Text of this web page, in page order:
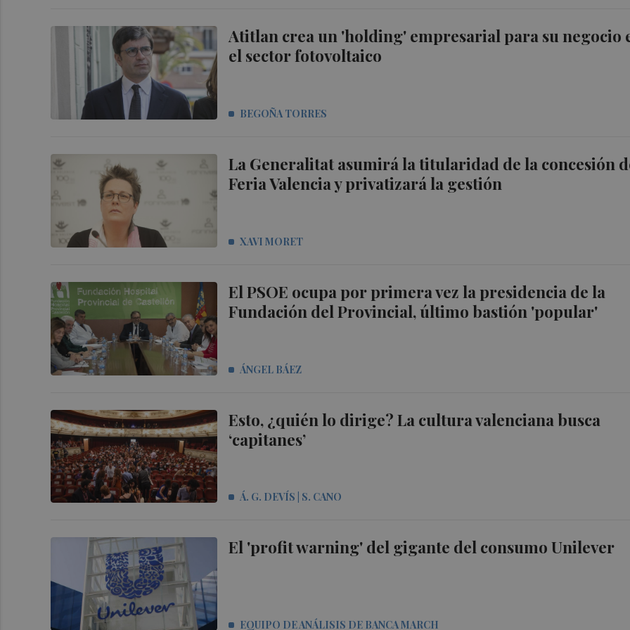
Atitlan crea un 'holding' empresarial para su negocio
el sector fotovoltaico
BEGOÑA TORRES
La Generalitat asumirá la titularidad de la concesión
Feria Valencia y privatizará la gestión
XAVI MORET
El PSOE ocupa por primera vez la presidencia de la
Fundación del Provincial, último bastión 'popular'
ÁNGEL BÁEZ
Esto, ¿quién lo dirige? La cultura valenciana busca
‘capitanes’
Á. G. DEVÍS | S. CANO
El 'profit warning' del gigante del consumo Unilever
EQUIPO DE ANÁLISIS DE BANCA MARCH